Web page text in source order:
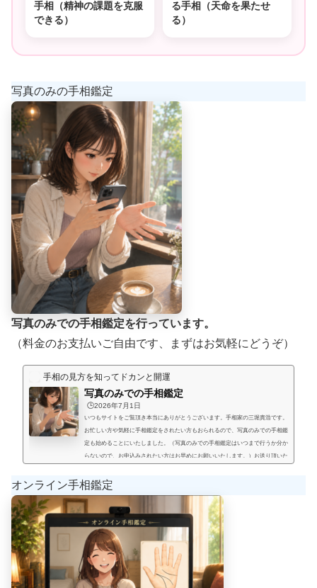
手相（精神の課題を克服
できる）
る手相（天命を果たせ
る）
写真のみの手相鑑定
写真のみでの手相鑑定を行っています。
（料金のお支払いご自由です、まずはお気軽にどうぞ）
手相の見方を知ってドカンと開運
写真のみでの手相鑑定
🕒️2026年7月1日
いつもサイトをご覧頂き本当にありがとうございます。手相家の三堀貴浩です。
お忙しい方や気軽に手相鑑定をされたい方もおられるので、写真のみでの手相鑑
定も始めることにいたしました。（写真のみでの手相鑑定はいつまで行うか分か
らないので、お申込みされたい方はお早めにお願いいたします。）お送り頂いた
真のみでの手相鑑定では決まった料金と言うものは無く、お好きな金額を鑑定後
にお支払い頂く形にします。（このページの下部に、振込先が記載され...
オンライン手相鑑定